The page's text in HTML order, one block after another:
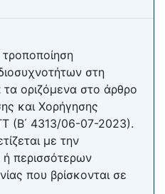
στη
οριζόμενα στο άρθρο
και Χορήγησης
(Β΄ 4313/06-07-2023).
με την
ή περισσότερων
που βρίσκονται σε